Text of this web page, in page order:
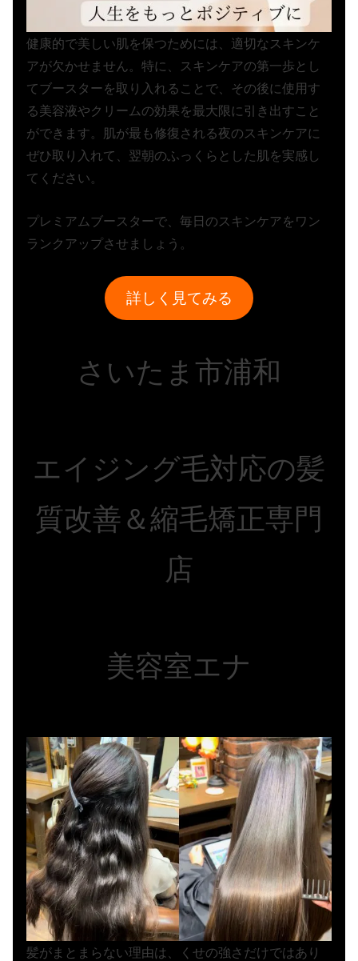
健康的で美しい肌を保つためには、適切なスキンケ
アが欠かせません。特に、スキンケアの第一歩とし
てブースターを取り入れることで、その後に使用す
る美容液やクリームの効果を最大限に引き出すこと
ができます。肌が最も修復される夜のスキンケアに
ぜひ取り入れて、翌朝のふっくらとした肌を実感し
てください。
プレミアムブースターで、毎日のスキンケアをワン
ランクアップさせましょう。
詳しく見てみる
さいたま市浦和
エイジング毛対応の髪
質改善＆縮毛矯正専門
店
美容室エナ
髪がまとまらない理由は、くせの強さだけではあり